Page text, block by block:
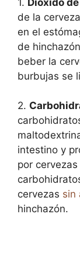
de la
en el
de
beber la
burbujas se
2.
intestino y
por
cervezas sin
hinchazón.